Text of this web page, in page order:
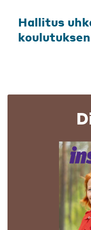
Hallitus